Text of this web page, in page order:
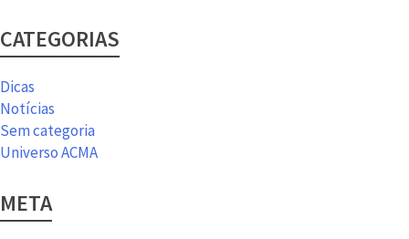
CATEGORIAS
Dicas
Notícias
Sem categoria
Universo ACMA
META